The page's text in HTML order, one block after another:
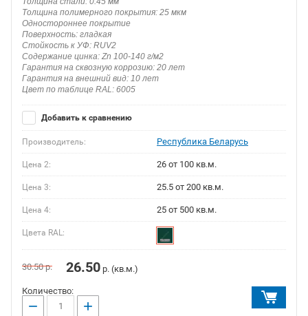
Толщина полимерного покрытия: 25 мкм
Одностороннее покрытие
Поверхность: гладкая
Стойкость к УФ: RUV2
Содержание цинка: Zn 100-140 г/м2
Гарантия на сквозную коррозию: 20 лет
Гарантия на внешний вид: 10 лет
Цвет по таблице RAL: 6005
Добавить к сравнению
Производитель: Республика Беларусь
Цена 2: 26 от 100 кв.м.
Цена 3: 25.5 от 200 кв.м.
Цена 4: 25 от 500 кв.м.
Цвета RAL:
30.50р. 26.50 р. (кв.м.)
Количество:
− +